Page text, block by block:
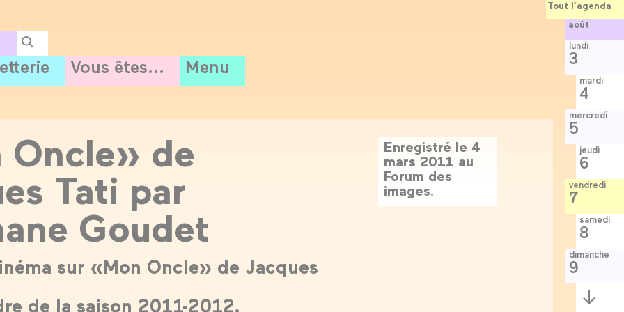
Vous êtes... Menu
Enregistré le 4
mars 2011 au
Forum des
images.
Oncle» de
Tati par
Goudet
sur «Mon Oncle» de Jacques
de la saison 2011-2012.
Tout l’agenda
août
lundi
3
mardi
4
mercredi
5
jeudi
6
vendredi
7
samedi
8
dimanche
9
Semaine
suivante